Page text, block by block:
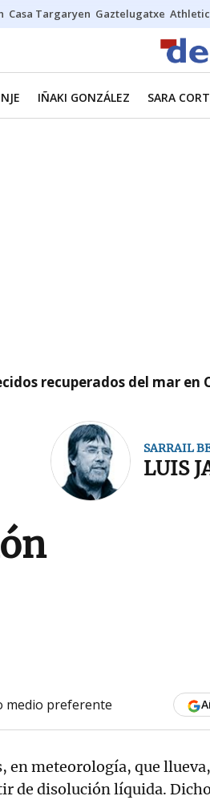
Casa Targaryen Gaztelugatxe Athletic
IÑAKI GONZÁLEZ SARA
recuperados del mar
SARRAIL
LUIS
medio preferente
en meteorología, que
de disolución líquida.